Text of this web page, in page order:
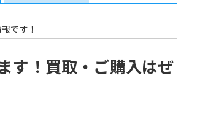
です！
す！買取・ご購入はぜ